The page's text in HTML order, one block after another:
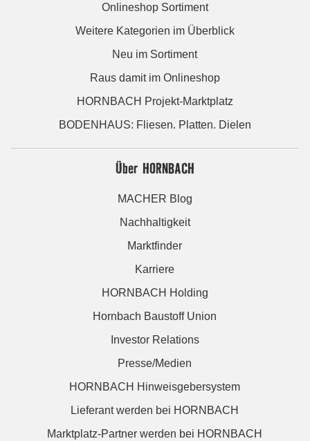
Onlineshop Sortiment
Weitere Kategorien im Überblick
Neu im Sortiment
Raus damit im Onlineshop
HORNBACH Projekt-Marktplatz
BODENHAUS: Fliesen. Platten. Dielen
Über HORNBACH
MACHER Blog
Nachhaltigkeit
Marktfinder
Karriere
HORNBACH Holding
Hornbach Baustoff Union
Investor Relations
Presse/Medien
HORNBACH Hinweisgebersystem
Lieferant werden bei HORNBACH
Marktplatz-Partner werden bei HORNBACH